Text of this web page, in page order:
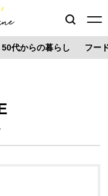
50代からの暮らし フー